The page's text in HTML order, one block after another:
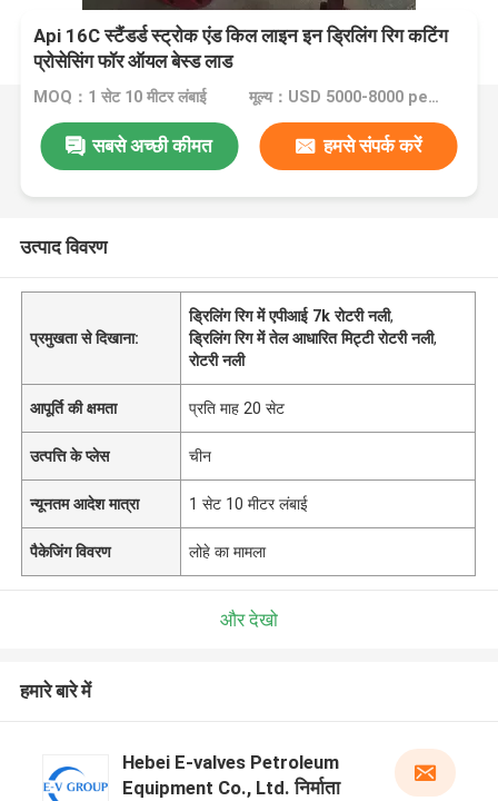
Api 16C स्टैंडर्ड स्ट्रोक एंड किल लाइन इन ड्रिलिंग रिग कटिंग
प्रोसेसिंग फॉर ऑयल बेस्ड लाड
MOQ：1 सेट 10 मीटर लंबाई मूल्य：USD 5000-8000 per set
सबसे अच्छी कीमत हमसे संपर्क करें
उत्पाद विवरण
प्रमुखता से दिखाना:
ड्रिलिंग रिग में एपीआई 7k रोटरी नली,
ड्रिलिंग रिग में तेल आधारित मिट्टी रोटरी नली,
रोटरी नली
आपूर्ति की क्षमता प्रति माह 20 सेट
उत्पत्ति के प्लेस चीन
न्यूनतम आदेश मात्रा 1 सेट 10 मीटर लंबाई
पैकेजिंग विवरण लोहे का मामला
और देखो
हमारे बारे में
Hebei E-valves Petroleum
Equipment Co., Ltd. निर्माता